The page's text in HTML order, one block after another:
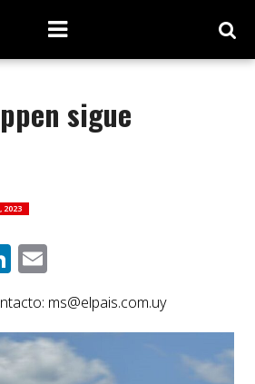
sigue
2023
LinkedIn
Email
ms@elpais.com.uy